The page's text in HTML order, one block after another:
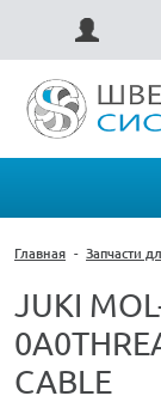
Главная - Запчасти
JUKI
CABLE